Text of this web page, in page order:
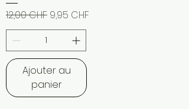
Prix original
12,00 CHF Prix promotionnel
9,95 CHF
Ajouter au
panier